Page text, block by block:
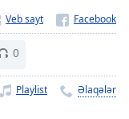
Veb sayt
0
Playlist Əlaqələr